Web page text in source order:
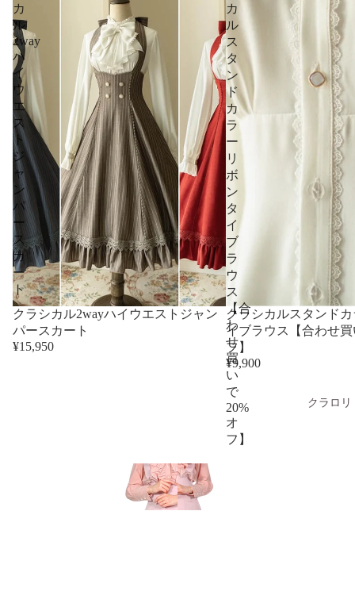
クラロリ
カ
ル
2way
ハ
イ
ウ
エ
ス
ト
ジ
ャ
ン
パ
ー
ス
カ
ー
ト
クラシカル2wayハイウエストジャン
パースカート
¥15,950
カ
ル
ス
タ
ン
ド
カ
ラ
ー
リ
ボ
ン
タ
イ
ブ
ラ
ウ
ス
【合
わ
せ
買
い
で
20%
オ
フ】
クラシカルスタンド
イブラウス【合わせ買
フ】
¥9,900